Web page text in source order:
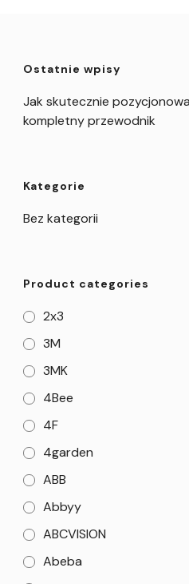
Ostatnie wpisy
Jak skutecznie
kompletny przewodnik
Kategorie
Bez kategorii
Product categories
2x3
3M
3MK
4Bee
4F
4garden
ABB
Abbyy
ABCVISION
Abeba